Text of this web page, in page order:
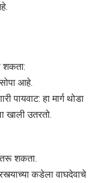
शकता:
आहे.
पायवाट: हा मार्ग थोडा
खाली उतरतो.
शकता.
कडेला वाघदेवाचे